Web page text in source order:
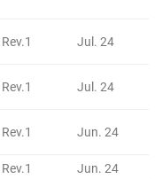
Rev.1 Jul. 24
Rev.1 Jul. 24
Rev.1 Jun. 24
Rev.1
Jun. 24